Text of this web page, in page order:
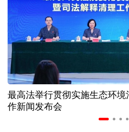
高温下用电负荷创新高 解码
活力中国调研行丨弯道超车 如
年中经济观察 服务实体经济
7月份中国仓储指数保持扩张
最高法举行贯彻实施生态环
作新闻发布会